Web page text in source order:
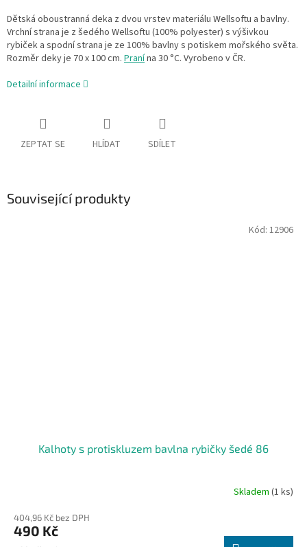
Dětská oboustranná deka z dvou vrstev materiálu Wellsoftu a bavlny.
Vrchní strana je z šedého Wellsoftu (100% polyester) s výšivkou
rybiček a spodní strana je ze 100% bavlny s potiskem mořského světa.
Rozměr deky je 70 x 100 cm. Pranína 30 °C. Vyrobeno v ČR.
Detailní informace
ZEPTAT SE HLÍDAT SDÍLET
Související produkty
Kalhoty s protiskluzem bavlna rybičky šedé 86
Skladem (1 ks)
404,96 Kč bez DPH
490 Kč
Kód: 12906